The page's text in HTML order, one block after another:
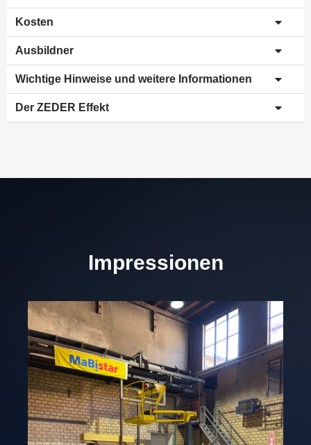
Kosten
Ausbildner
Wichtige Hinweise und weitere Informationen
Der ZEDER Effekt
Impressionen